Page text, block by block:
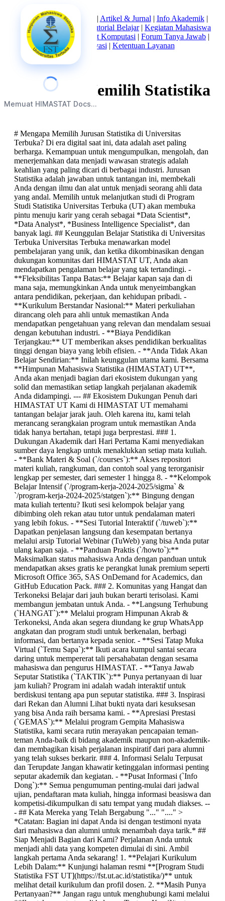
Memuat HIMASTAT Docs...
Beranda|Tentang Kami | Artikel & Jurnal | Info Akademik|
Mata Kuliah Statistika
Tutorial Belajar| Kegiatan Mahasiswa
Struktur Himpunan Alat Komputasi | Forum Tanya Jawab |
Kebijakan Privasi | Ketentuan Layanan
Mengapa Memilih Statistika
UT?
# Mengapa Memilih Jurusan Statistika di Universitas
Terbuka? Di era digital saat ini, data adalah aset paling
berharga. Kemampuan untuk mengumpulkan, mengolah, dan
menerjemahkan data menjadi wawasan strategis adalah
keahlian yang paling dicari di berbagai industri. Jurusan
Statistika adalah jawaban untuk tantangan ini, membekali
Anda dengan ilmu dan alat untuk menjadi seorang ahli data
yang andal. Memilih untuk melanjutkan studi di Program
Studi Statistika Universitas Terbuka (UT) akan membuka
pintu menuju karir yang cerah sebagai *Data Scientist*,
*Data Analyst*, *Business Intelligence Specialist*, dan
banyak lagi. ## Keunggulan Belajar Statistika di Universitas
Terbuka Universitas Terbuka menawarkan model
pembelajaran yang unik, dan ketika dikombinasikan dengan
dukungan komunitas dari HIMASTAT UT, Anda akan
mendapatkan pengalaman belajar yang tak tertandingi. -
**Fleksibilitas Tanpa Batas:** Belajar kapan saja dan di
mana saja, memungkinkan Anda untuk menyeimbangkan
antara pendidikan, pekerjaan, dan kehidupan pribadi. -
**Kurikulum Berstandar Nasional:** Materi perkuliahan
dirancang oleh para ahli untuk memastikan Anda
mendapatkan pengetahuan yang relevan dan mendalam sesuai
dengan kebutuhan industri. - **Biaya Pendidikan
Terjangkau:** UT memberikan akses pendidikan berkualitas
tinggi dengan biaya yang lebih efisien. - **Anda Tidak Akan
Belajar Sendirian:** Inilah keunggulan utama kami. Bersama
**Himpunan Mahasiswa Statistika (HIMASTAT) UT**,
Anda akan menjadi bagian dari ekosistem dukungan yang
solid dan memastikan setiap langkah perjalanan akademik
Anda didampingi. --- ## Ekosistem Dukungan Penuh dari
HIMASTAT UT Kami di HIMASTAT UT memahami
tantangan belajar jarak jauh. Oleh karena itu, kami telah
merancang serangkaian program untuk memastikan Anda
tidak hanya bertahan, tetapi juga berprestasi. ### 1.
Dukungan Akademik dari Hari Pertama Kami menyediakan
sumber daya lengkap untuk menaklukkan setiap mata kuliah.
- **Bank Materi & Soal (`/courses`):** Akses repositori
materi kuliah, rangkuman, dan contoh soal yang terorganisir
lengkap per semester, dari semester 1 hingga 8. - **Kelompok
Belajar Intensif (`/program-kerja-2024-2025/sigma` &
`/program-kerja-2024-2025/statgen`):** Bingung dengan
mata kuliah tertentu? Ikuti sesi kelompok belajar yang
dibimbing oleh rekan atau tutor untuk pendalaman materi
yang lebih fokus. - **Sesi Tutorial Interaktif (`/tuweb`):**
Dapatkan penjelasan langsung dan kesempatan bertanya
melalui arsip Tutorial Webinar (TuWeb) yang bisa Anda putar
ulang kapan saja. - **Panduan Praktis (`/howto`):**
Maksimalkan status mahasiswa Anda dengan panduan untuk
mendapatkan akses gratis ke perangkat lunak premium seperti
Microsoft Office 365, SAS OnDemand for Academics, dan
GitHub Education Pack. ### 2. Komunitas yang Hangat dan
Terkoneksi Belajar dari jauh bukan berarti terisolasi. Kami
membangun jembatan untuk Anda. - **Langsung Terhubung
(`HANGAT`):** Melalui program Himpunan Akrab &
Terkoneksi, Anda akan segera diundang ke grup WhatsApp
angkatan dan program studi untuk berkenalan, berbagi
informasi, dan bertanya kepada senior. - **Sesi Tatap Muka
Virtual (`Temu Sapa`):** Ikuti acara kumpul santai secara
daring untuk mempererat tali persahabatan dengan sesama
mahasiswa dan pengurus HIMASTAT. - **Tanya Jawab
Seputar Statistika (`TAKTIK`):** Punya pertanyaan di luar
jam kuliah? Program ini adalah wadah interaktif untuk
berdiskusi tentang apa pun seputar statistika. ### 3. Inspirasi
dari Rekan dan Alumni Lihat bukti nyata dari kesuksesan
yang bisa Anda raih bersama kami. - **Apresiasi Prestasi
(`GEMAS`):** Melalui program Gempita Mahasiswa
Statistika, kami secara rutin merayakan pencapaian teman-
teman Anda-baik di bidang akademik maupun non-akademik-
dan membagikan kisah perjalanan inspiratif dari para alumni
yang telah sukses berkarir. ### 4. Informasi Selalu Terpusat
dan Terupdate Jangan khawatir ketinggalan informasi penting
seputar akademik dan kegiatan. - **Pusat Informasi (`Info
Dong`):** Semua pengumuman penting-mulai dari jadwal
ujian, pendaftaran mata kuliah, hingga informasi beasiswa dan
kompetisi-dikumpulkan di satu tempat yang mudah diakses. --
- ## Kata Mereka yang Telah Bergabung "..." "...." >
*Catatan: Bagian ini dapat Anda isi dengan testimoni nyata
dari mahasiswa dan alumni untuk menambah daya tarik.* ##
Siap Menjadi Bagian dari Kami? Perjalanan Anda untuk
menjadi ahli data yang kompeten dimulai di sini. Ambil
langkah pertama Anda sekarang! 1. **Pelajari Kurikulum
Lebih Dalam:** Kunjungi halaman resmi **[Program Studi
Statistika FST UT](https://fst.ut.ac.id/statistika/)** untuk
melihat detail kurikulum dan profil dosen. 2. **Masih Punya
Pertanyaan?** Jangan ragu untuk menghubungi kami melalui